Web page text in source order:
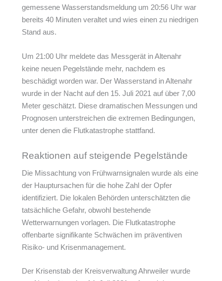
gemessene Wasserstandsmeldung um 20:56 Uhr war
bereits 40 Minuten veraltet und wies einen zu niedrigen
Stand aus.
Um 21:00 Uhr meldete das Messgerät in Altenahr
keine neuen Pegelstände mehr, nachdem es
beschädigt worden war. Der Wasserstand in Altenahr
wurde in der Nacht auf den 15. Juli 2021 auf über 7,00
Meter geschätzt. Diese dramatischen Messungen und
Prognosen unterstreichen die extremen Bedingungen,
unter denen die Flutkatastrophe stattfand.
Reaktionen auf steigende Pegelstände
Die Missachtung von Frühwarnsignalen wurde als eine
der Hauptursachen für die hohe Zahl der Opfer
identifiziert. Die lokalen Behörden unterschätzten die
tatsächliche Gefahr, obwohl bestehende
Wetterwarnungen vorlagen. Die Flutkatastrophe
offenbarte signifikante Schwächen im präventiven
Risiko- und Krisenmanagement.
Der Krisenstab der Kreisverwaltung Ahrweiler wurde